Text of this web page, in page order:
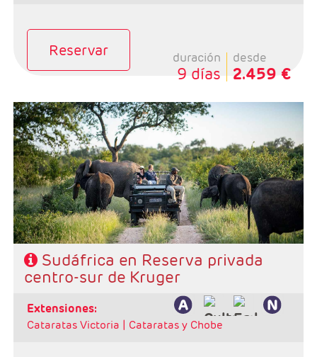
Reservar duración
9 días
desde
2.459 €
Salidas: Diarias
Ruta: 1 noche Johanesburgo + 2 noches reserva
privada + 3 noches Ciudad del Cabo
Régimen: alojamiento y desayuno + 2 almuerzos + 2
cenas
Hoteles: 4 y 5*
Sudáfrica en Reserva privada
centro-sur de Kruger
extensiones:
Cataratas Victoria | Cataratas y Chobe